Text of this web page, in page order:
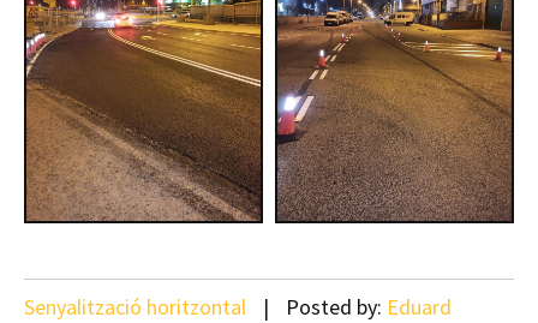
Senyalització horitzontal Posted by: Eduard